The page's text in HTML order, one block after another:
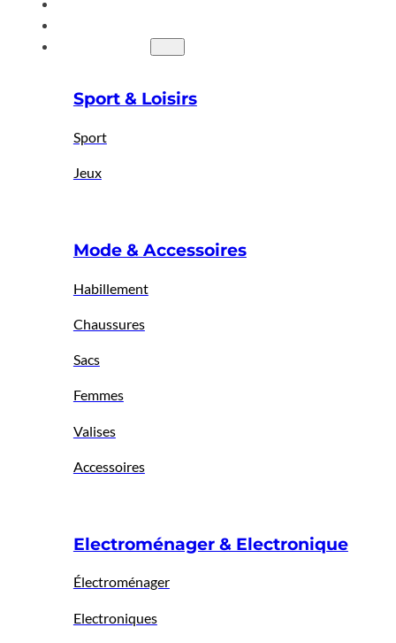
Sport & Loisirs
Sport
Jeux
Mode & Accessoires
Habillement
Chaussures
Sacs
Femmes
Valises
Accessoires
Electroménager & Electronique
Électroménager
Electroniques